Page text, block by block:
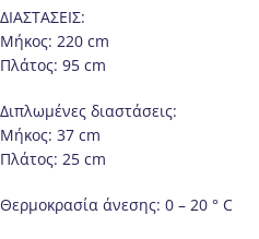
ΔΙΑΣΤΑΣΕΙΣ:
Μήκος: 220 cm
Πλάτος: 95 cm
Διπλωμένες διαστάσεις:
Μήκος: 37 cm
Πλάτος: 25 cm
Θερμοκρασία άνεσης: 0 – 20 ° C